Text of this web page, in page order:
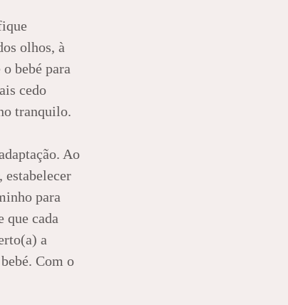
olhos, à
bebé para
cedo
tranquilo.
Ao
estabelecer
para
que cada
a
Com o